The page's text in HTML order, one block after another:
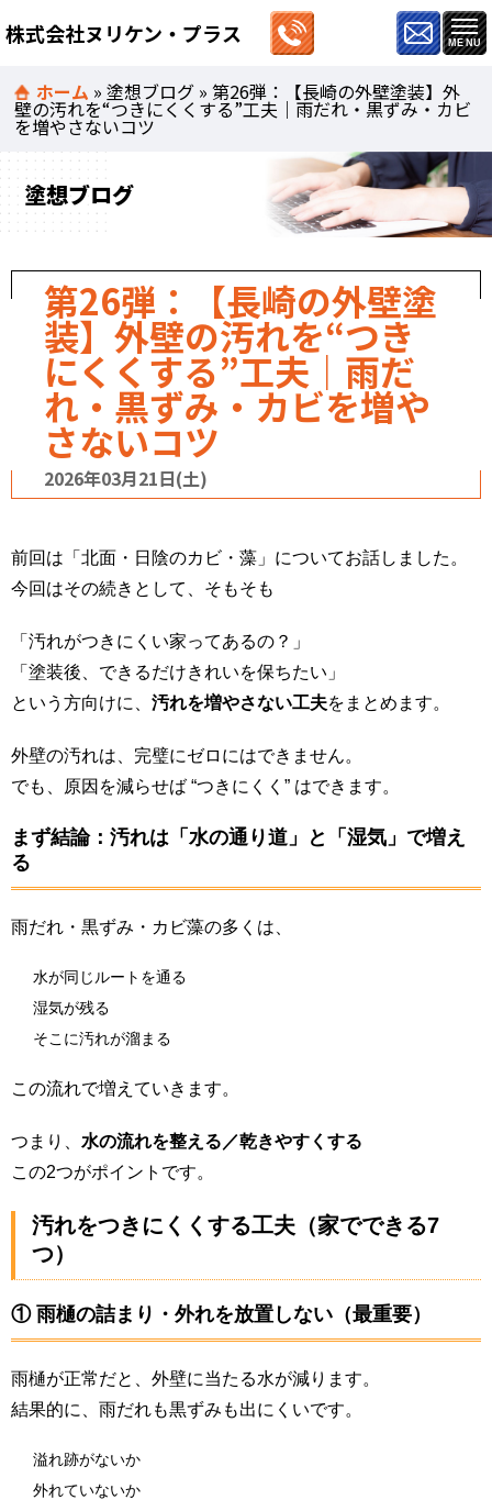
株式会社ヌリケン・プラス
ホーム »塗想ブログ »第26弾：【長崎の外壁塗装】外
壁の汚れを“つきにくくする”工夫｜雨だれ・黒ずみ・カビ
を増やさないコツ
塗想ブログ
第26弾：【長崎の外壁塗
装】外壁の汚れを“つき
にくくする”工夫｜雨だ
れ・黒ずみ・カビを増や
さないコツ
2026年03月21日(土)
前回は「北面・日陰のカビ・藻」についてお話しました。
今回はその続きとして、そもそも
「汚れがつきにくい家ってあるの？」
「塗装後、できるだけきれいを保ちたい」
という方向けに、 汚れを増やさない工夫をまとめます。
外壁の汚れは、完璧にゼロにはできません。
でも、原因を減らせば “つきにくく” はできます。
まず結論：汚れは「水の通り道」と「湿気」で増え
る
雨だれ・黒ずみ・カビ藻の多くは、
水が同じルートを通る
湿気が残る
そこに汚れが溜まる
この流れで増えていきます。
つまり、 水の流れを整える／乾きやすくする
この2つがポイントです。
汚れをつきにくくする工夫（家でできる7
つ）
① 雨樋の詰まり・外れを放置しない（最重要）
雨樋が正常だと、外壁に当たる水が減ります。
結果的に、雨だれも黒ずみも出にくいです。
溢れ跡がないか
外れていないか